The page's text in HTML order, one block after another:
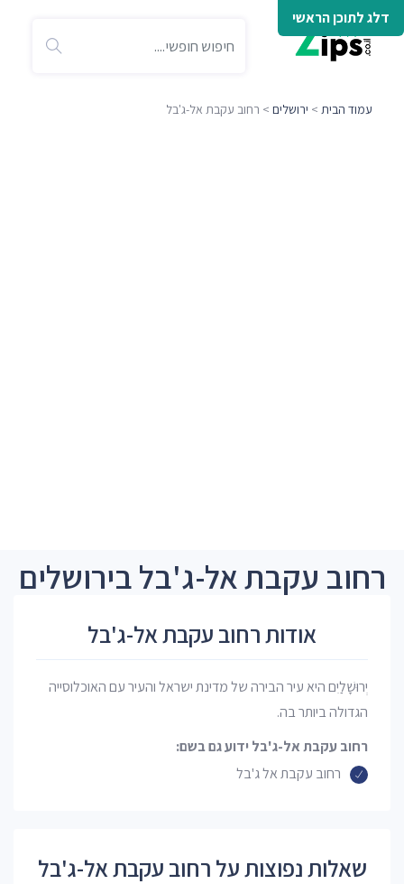
דלג לתוכן הראשי
עמוד הבית > ירושלים > רחוב עקבת אל-ג'בל
רחוב עקבת אל-ג'בל בירושלים
אודות רחוב עקבת אל-ג'בל
יְרוּשָׁלַיִם היא עיר הבירה של מדינת ישראל והעיר עם האוכלוסייה
הגדולה ביותר בה.
רחוב עקבת אל-ג'בל ידוע גם בשם:
רחוב עקבת אל ג'בל
שאלות נפוצות על רחוב עקבת אל-ג'בל